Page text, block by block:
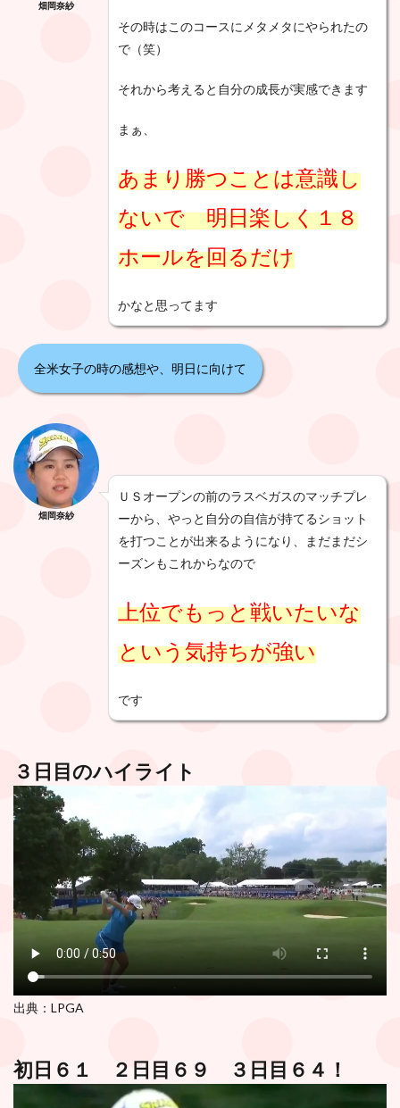
畑岡奈紗
その時はこのコースにメタメタにやられたの
で（笑）
それから考えると自分の成長が実感できます
まぁ、
あまり勝つことは意識し
ないで 明日楽しく１８
ホールを回るだけ
かなと思ってます
全米女子の時の感想や、明日に向けて
畑岡奈紗
ＵＳオープンの前のラスベガスのマッチプレ
ーから、やっと自分の自信が持てるショット
を打つことが出来るようになり、まだまだシ
ーズンもこれからなので
上位でもっと戦いたいな
という気持ちが強い
です
３日目のハイライト
出典：LPGA
初日６１ ２日目６９ ３日目６４！